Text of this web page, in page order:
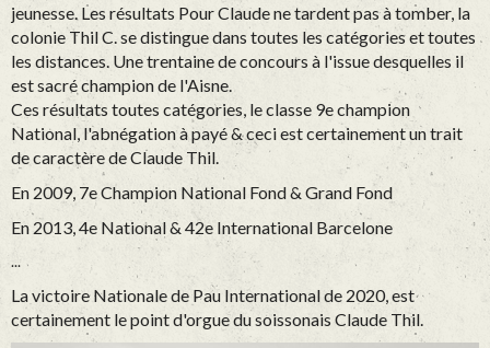
jeunesse. Les résultats Pour Claude ne tardent pas à tomber, la
colonie Thil C. se distingue dans toutes les catégories et toutes
les distances. Une trentaine de concours à l'issue desquelles il
est sacré champion de l'Aisne.
Ces résultats toutes catégories, le classe 9e champion
National, l'abnégation à payé & ceci est certainement un trait
de caractère de Claude Thil.
En 2009, 7e Champion National Fond & Grand Fond
En 2013, 4e National & 42e International Barcelone
...
La victoire Nationale de Pau International de 2020, est
certainement le point d'orgue du soissonais Claude Thil.